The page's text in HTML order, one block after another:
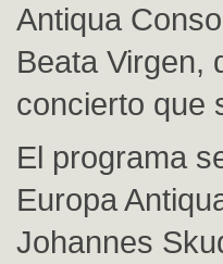
Antiqua
Beata Virgen,
concierto que
El programa
Europa
Johannes